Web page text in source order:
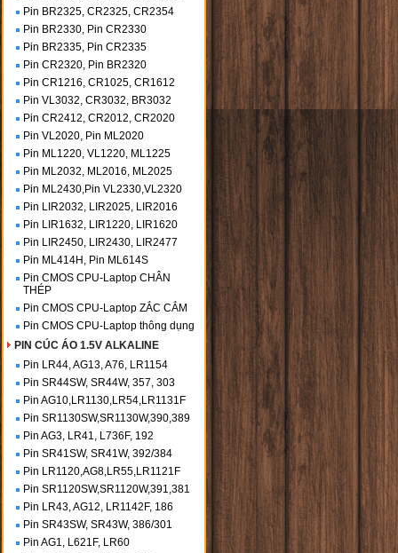
Pin BR2325, CR2325, CR2354
Pin BR2330, Pin CR2330
Pin BR2335, Pin CR2335
Pin CR2320, Pin BR2320
Pin CR1216, CR1025, CR1612
Pin VL3032, CR3032, BR3032
Pin CR2412, CR2012, CR2020
Pin VL2020, Pin ML2020
Pin ML1220, VL1220, ML1225
Pin ML2032, ML2016, ML2025
Pin ML2430,Pin VL2330,VL2320
Pin LIR2032, LIR2025, LIR2016
Pin LIR1632, LIR1220, LIR1620
Pin LIR2450, LIR2430, LIR2477
Pin ML414H, Pin ML614S
Pin CMOS CPU-Laptop CHÂN
THÉP
Pin CMOS CPU-Laptop ZẮC CẮM
Pin CMOS CPU-Laptop thông dụng
PIN CÚC ÁO 1.5V ALKALINE
Pin LR44, AG13, A76, LR1154
Pin SR44SW, SR44W, 357, 303
Pin AG10,LR1130,LR54,LR1131F
Pin SR1130SW,SR1130W,390,389
Pin AG3, LR41, L736F, 192
Pin SR41SW, SR41W, 392/384
Pin LR1120,AG8,LR55,LR1121F
Pin SR1120SW,SR1120W,391,381
Pin LR43, AG12, LR1142F, 186
Pin SR43SW, SR43W, 386/301
Pin AG1, L621F, LR60